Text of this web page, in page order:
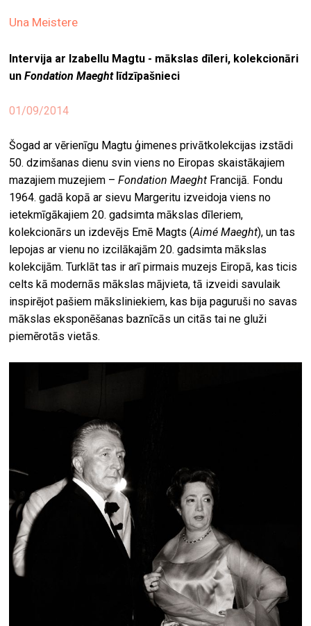
meklēt
Una Meistere
Intervija ar Izabellu Magtu - mākslas dīleri, kolekcionāri
unFondation Maeght līdzīpašnieci
01/09/2014
Šogad ar vērienīgu Magtu ģimenes privātkolekcijas izstādi
50. dzimšanas dienu svin viens no Eiropas skaistākajiem
mazajiem muzejiem –Fondation Maeght Francijā. Fondu
1964. gadā kopā ar sievu Margeritu izveidoja viens no
ietekmīgākajiem 20. gadsimta mākslas dīleriem,
kolekcionārs un izdevējs Emē Magts (Aimé Maeght), un tas
lepojas ar vienu no izcilākajām 20. gadsimta mākslas
kolekcijām. Turklāt tas ir arī pirmais muzejs Eiropā, kas ticis
celts kā modernās mākslas mājvieta, tā izveidi savulaik
inspirējot pašiem māksliniekiem, kas bija paguruši no savas
mākslas eksponēšanas baznīcās un citās tai ne gluži
piemērotās vietās.